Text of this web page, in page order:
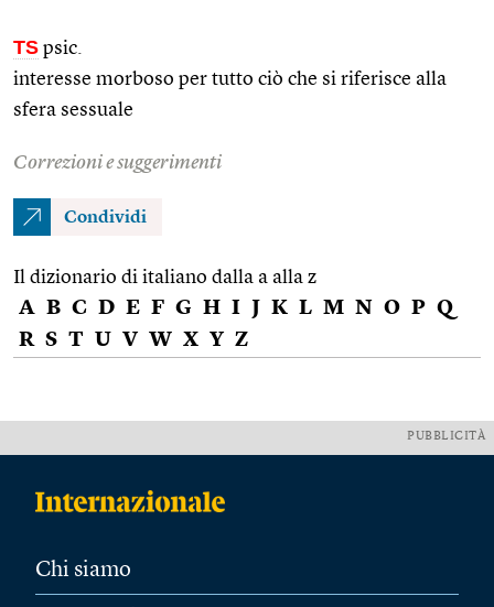
TS psic.
interesse morboso per tutto ciò che si riferisce alla
sfera sessuale
Correzioni e suggerimenti
Condividi
Il dizionario di italiano dalla a alla z
A B C D E F G H I J K L M N O P Q
R S T U V W X Y Z
PUBBLICITÀ
Chi siamo